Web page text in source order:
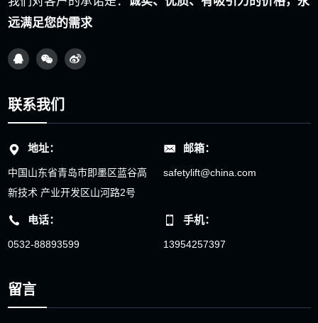
远满足您的需求
联系我们
地址：
中国山东省青岛市即墨区蓝谷高
新技术 产业开发区山河路2号
邮箱：
safetylift@china.com
电话：
0532-88893599
手机：
13954257397
留言